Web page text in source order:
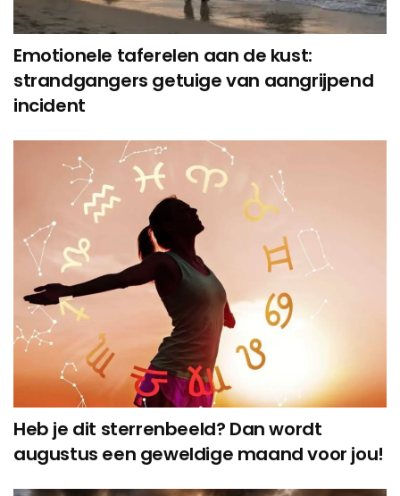
Emotionele taferelen aan de kust:
strandgangers getuige van aangrijpend
incident
Heb je dit sterrenbeeld? Dan wordt
augustus een geweldige maand voor jou!